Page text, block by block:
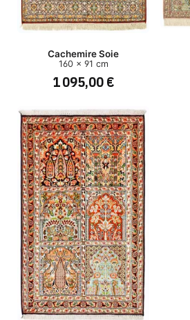
Cachemire Soie
160 x 91 cm
1 095,00 €